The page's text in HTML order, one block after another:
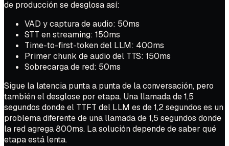
de producción se desglosa así:
VAD y captura de audio: 50ms
STT en streaming: 150ms
Time-to-first-token del LLM: 400ms
Primer chunk de audio del TTS: 150ms
Sobrecarga de red: 50ms
Sigue la latencia punta a punta de la conversación, pero
también el desglose por etapa. Una llamada de 1,5
segundos donde el TTFT del LLM es de 1,2 segundos es un
problema diferente de una llamada de 1,5 segundos donde
la red agrega 800ms. La solución depende de saber qué
etapa está lenta.